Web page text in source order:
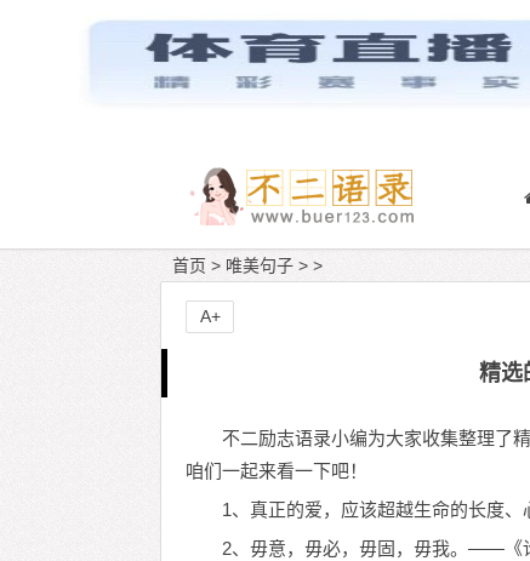
首页 > 唯美句子 > >
精选
不二励志语录小编为大家收集整理了
咱们一起来看一下吧！
1、真正的爱，应该超越生命的长度、
2、毋意，毋必，毋固，毋我。——《
A+